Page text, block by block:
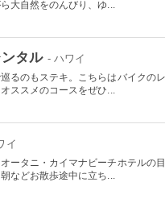
大自然をのんびり、ゆ...
タル - ハワイ
るのもステキ。こちらはバイクの
ススメのコースをぜひ...
イ
ータニ・カイマナビーチホテルの
などお散歩途中に立ち...